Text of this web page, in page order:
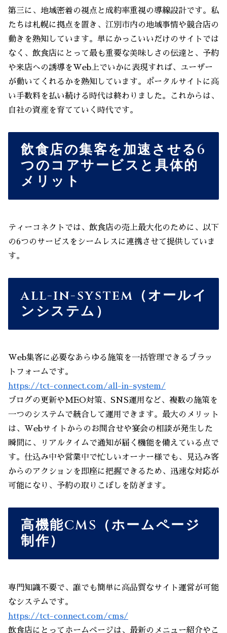
第三に、地域密着の視点と成約率重視の導線設計です。私
たちは札幌に拠点を置き、江別市内の地域事情や競合店の
動きを熟知しています。単にかっこいいだけのサイトでは
なく、飲食店にとって最も重要な美味しさの伝達と、予約
や来店への誘導をWeb上でいかに表現すれば、ユーザー
が動いてくれるかを熟知しています。ポータルサイトに高
い手数料を払い続ける時代は終わりました。これからは、
自社の資産を育てていく時代です。
飲食店の集客を加速させる6
つのコアサービスと具体的
メリット
ティーコネクトでは、飲食店の売上最大化のために、以下
の6つのサービスをシームレスに連携させて提供していま
す。
all-in-system（オールイ
ンシステム）
Web集客に必要なあらゆる施策を一括管理できるプラッ
トフォームです。
https://tct-connect.com/all-in-system/
ブログの更新やMEO対策、SNS運用など、複数の施策を
一つのシステムで統合して運用できます。最大のメリット
は、Webサイトからのお問合せや宴会の相談が発生した
瞬間に、リアルタイムで通知が届く機能を備えている点で
す。仕込み中や営業中で忙しいオーナー様でも、見込み客
からのアクションを即座に把握できるため、迅速な対応が
可能になり、予約の取りこぼしを防ぎます。
高機能CMS（ホームページ
制作）
専門知識不要で、誰でも簡単に高品質なサイト運営が可能
なシステムです。
https://tct-connect.com/cms/
飲食店にとってホームページは、最新のメニュー紹介やこ